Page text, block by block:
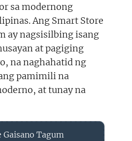
sa modernong
Ang Smart Store
ay nagsisilbing isang
at pagiging
na naghahatid ng
pamimili na
at tunay na